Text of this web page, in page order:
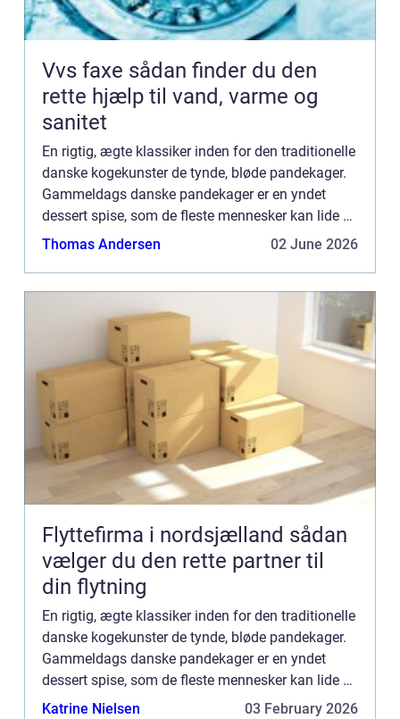
Vvs faxe sådan finder du den
rette hjælp til vand, varme og
sanitet
En rigtig, ægte klassiker inden for den traditionelle
danske kogekunster de tynde, bløde pandekager.
Gammeldags danske pandekager er en yndet
dessert spise, som de fleste mennesker kan lide –
ikke mindst fordi en pandekage kan fyld...
Thomas Andersen 02 June 2026
Flyttefirma i nordsjælland sådan
vælger du den rette partner til
din flytning
En rigtig, ægte klassiker inden for den traditionelle
danske kogekunster de tynde, bløde pandekager.
Gammeldags danske pandekager er en yndet
dessert spise, som de fleste mennesker kan lide –
ikke mindst fordi en pandekage kan fyld...
Katrine Nielsen 03 February 2026